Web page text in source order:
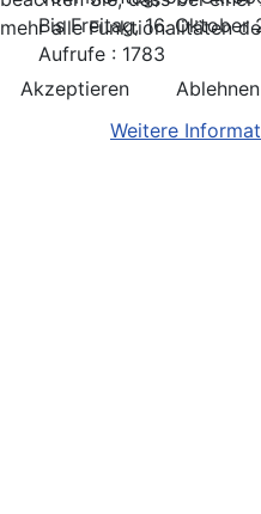
Bis Freitag, 16. Oktober
Aufrufe : 1783
mehr alle Funktionalitäten
Akzeptieren
Ablehnen
Weitere